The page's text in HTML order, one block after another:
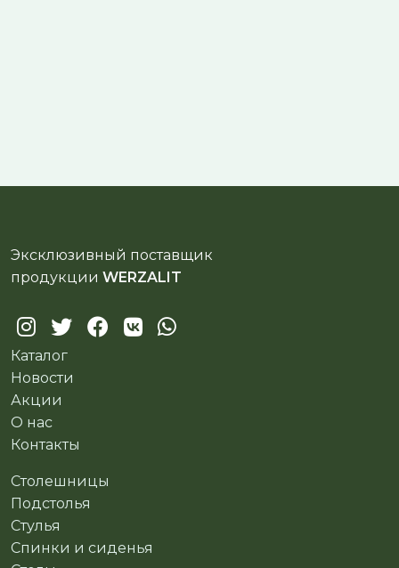
Эксклюзивный поставщик
продукции WERZALIT
Каталог
Новости
Акции
О нас
Контакты
Столешницы
Подстолья
Стулья
Спинки и сиденья